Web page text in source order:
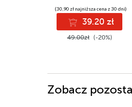
(30,90 zł najniższa cena z 30 dni)
39.20 zł
49.00zł (-20%)
Zobacz